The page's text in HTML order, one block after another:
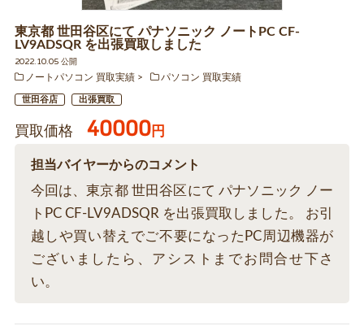
東京都 世田谷区にて パナソニック ノートPC CF-
LV9ADSQR を出張買取しました
2022.10.05 公開
ノートパソコン 買取実績
パソコン 買取実績
世田谷店 出張買取
買取価格 40000円
担当バイヤーからのコメント
今回は、東京都 世田谷区にて パナソニック ノー
トPC CF-LV9ADSQR を出張買取しました。 お引
越しや買い替えでご不要になったPC周辺機器が
ございましたら、アシストまでお問合せ下さ
い。